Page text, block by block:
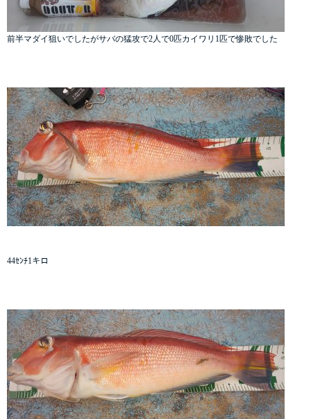
前半マダイ狙いでしたがサバの猛攻で2人で0匹カイワリ1匹で惨敗でした
44ｾﾝﾁ1キロ